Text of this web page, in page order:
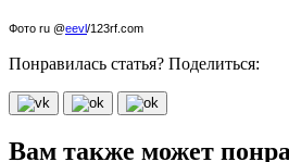
Фото ru @eevl/123rf.com
Понравилась статья? Поделиться:
Вам также может